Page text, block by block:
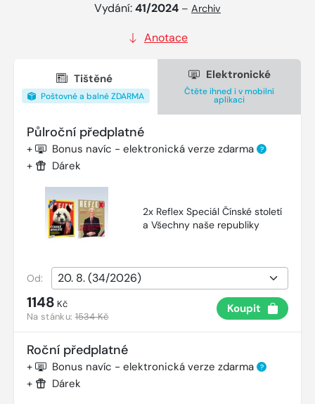
Vydání:41/2024 – Archiv
Anotace
Tištěné
Poštovné a balné ZDARMA
Elektronické
Čtěte ihned i v mobilní
aplikaci
Půlroční předplatné
+ Bonus navíc - elektronická verze zdarma ?
+ Dárek
2x Reflex Speciál Čínské století
a Všechny naše republiky
Od:
1148 Kč
Na stánku:1534 Kč
Koupit
Roční předplatné
+ Bonus navíc - elektronická verze zdarma ?
+ Dárek